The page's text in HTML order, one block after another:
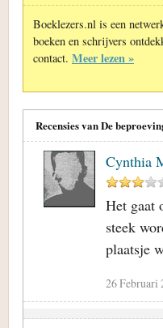
Boeklezers.nl is een
boeken en schrijvers
contact. Meer lezen »
Recensies van De
Cynthia
Het gaat
steek
plaatsje
26 Februari